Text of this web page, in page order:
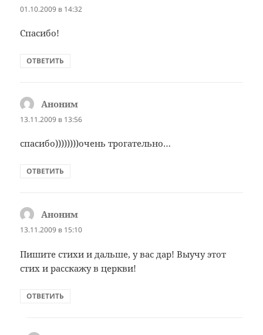
01.10.2009 в 14:32
Спасибо!
ОТВЕТИТЬ
Аноним
13.11.2009 в 13:56
спасибо))))))))очень трогательно…
ОТВЕТИТЬ
Аноним
13.11.2009 в 15:10
Пишите стихи и дальше, у вас дар! Выучу этот
стих и расскажу в церкви!
ОТВЕТИТЬ